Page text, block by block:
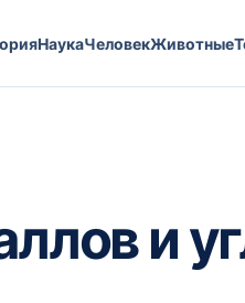
НаукаЧеловекЖивотные
и